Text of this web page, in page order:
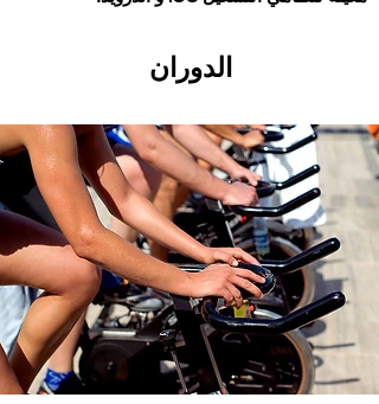
الدوران